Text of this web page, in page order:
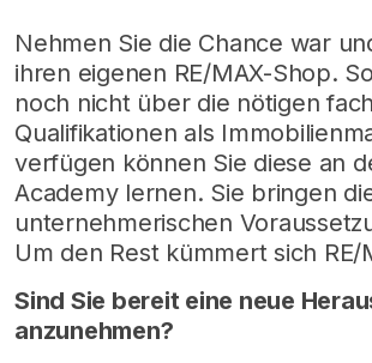
Nehmen Sie die Chance war
ihren eigenen RE/MAX-Shop.
noch nicht über die nötigen
Qualifikationen als
verfügen können Sie diese an
Academy lernen. Sie bringen
unternehmerischen
Um den Rest kümmert sich RE/
Sind Sie bereit eine neue
anzunehmen?